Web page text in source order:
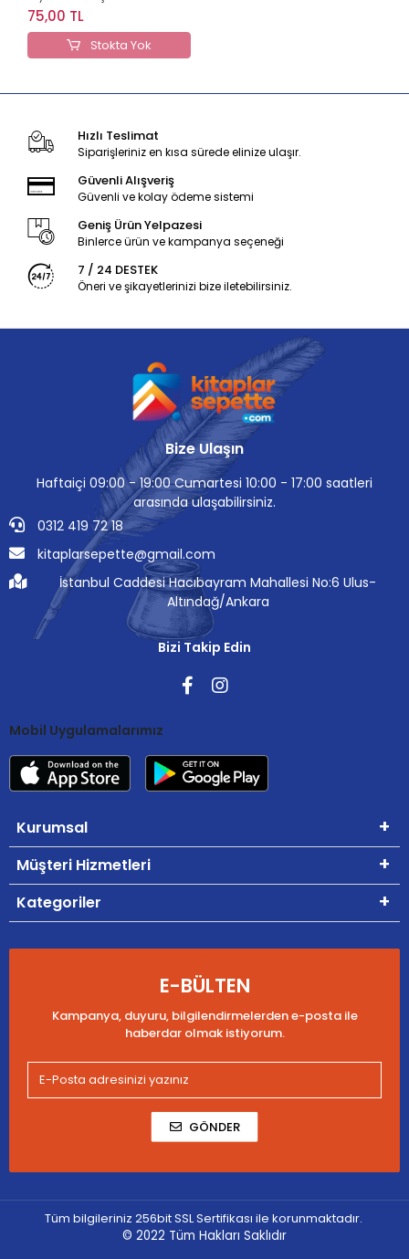
Peri Masalları
75,00 TL
Stokta Yok
Hızlı Teslimat
Siparişleriniz en kısa sürede elinize ulaşır.
Güvenli Alışveriş
Güvenli ve kolay ödeme sistemi
Geniş Ürün Yelpazesi
Binlerce ürün ve kampanya seçeneği
7 / 24 DESTEK
Öneri ve şikayetlerinizi bize iletebilirsiniz.
Bize Ulaşın
Haftaiçi 09:00 - 19:00 Cumartesi 10:00 - 17:00 saatleri
arasında ulaşabilirsiniz.
0312 419 72 18
kitaplarsepette@gmail.com
İstanbul Caddesi Hacıbayram Mahallesi No:6 Ulus-
Altındağ/Ankara
Bizi Takip Edin
Mobil Uygulamalarımız
Kurumsal
Müşteri Hizmetleri
Kategoriler
E-BÜLTEN
Kampanya, duyuru, bilgilendirmelerden e-posta ile
haberdar olmak istiyorum.
GÖNDER
Tüm bilgileriniz 256bit SSL Sertifikası ile korunmaktadır.
© 2022 Tüm Hakları Saklıdır